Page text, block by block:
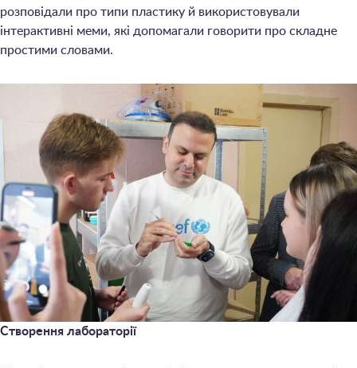
розповідали про типи пластику й використовували
інтерактивні меми, які допомагали говорити про складне
простими словами.
Створення лабораторії